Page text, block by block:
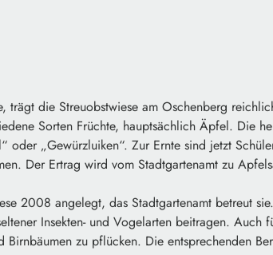
trägt die Streuobstwiese am Oschenberg
Sorten Früchte, hauptsächlich Äpfel. Die
oder „Gewürzluiken“. Zur Ernte sind jetzt
Der Ertrag wird vom Stadtgartenamt zu
2008 angelegt, das Stadtgartenamt betreut
Insekten- und Vogelarten beitragen. Auch
zu pflücken. Die entsprechenden